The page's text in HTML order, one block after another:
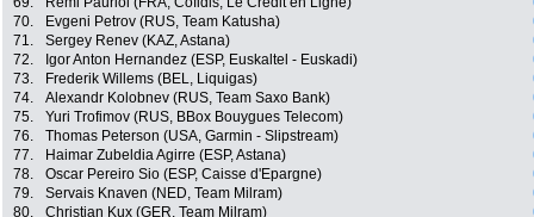
70.
Evgeni Petrov (RUS, Team Katusha)
71.
Sergey Renev (KAZ, Astana)
72.
Igor Anton Hernandez (ESP, Euskaltel - Euskadi)
73.
Frederik Willems (BEL, Liquigas)
74.
Alexandr Kolobnev (RUS, Team Saxo Bank)
75.
Yuri Trofimov (RUS, BBox Bouygues Telecom)
76.
Thomas Peterson (USA, Garmin - Slipstream)
77.
Haimar Zubeldia Agirre (ESP, Astana)
78.
Oscar Pereiro Sio (ESP, Caisse d'Epargne)
79.
Servais Knaven (NED, Team Milram)
80.
Christian Kux (GER, Team Milram)